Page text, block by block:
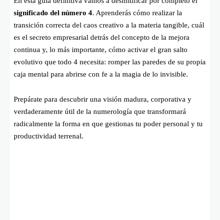
significado del número 4. Aprenderás cómo realizar la
transición correcta del caos creativo a la materia tangible, cuál
es el secreto empresarial detrás del concepto de la mejora
continua y, lo más importante, cómo activar el gran salto
evolutivo que todo 4 necesita: romper las paredes de su propia
caja mental para abrirse con fe a la magia de lo invisible.
Prepárate para descubrir una visión madura, corporativa y
verdaderamente útil de la numerología que transformará
radicalmente la forma en que gestionas tu poder personal y tu
productividad terrenal.